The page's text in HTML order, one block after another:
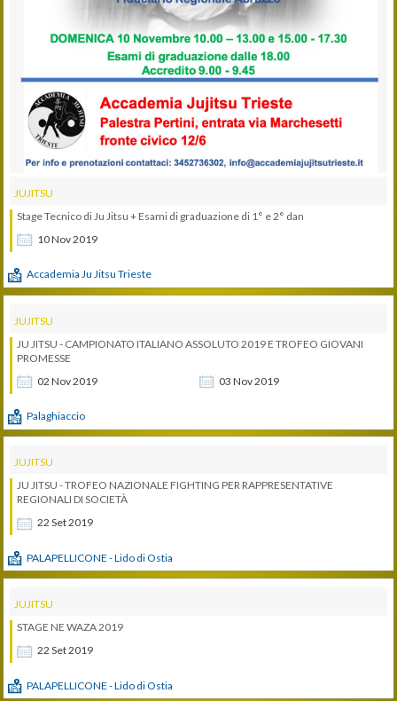
JUJITSU
10Nov2019
Stage Tecnico di Ju Jitsu + Esami di graduazione di 1° e 2° dan
Accademia Ju Jitsu Trieste
JUJITSU
02 Nov2019 03 Nov2019
JU JITSU - CAMPIONATO ITALIANO ASSOLUTO 2019 E TROFEO GIOVANI
PROMESSE
Palaghiaccio
JUJITSU
22 Set2019
JU JITSU - TROFEO NAZIONALE FIGHTING PER RAPPRESENTATIVE
REGIONALI DI SOCIETÀ
PALAPELLICONE - Lido di Ostia
JUJITSU
22 Set2019
STAGE NE WAZA 2019
PALAPELLICONE - Lido di Ostia